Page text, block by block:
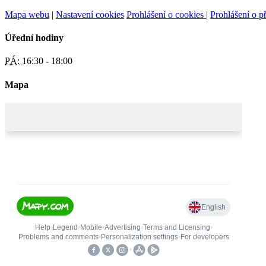
Mapa webu | Nastavení cookies Prohlášení o cookies | Prohlášení o
Úřední hodiny
PÁ: 16:30 - 18:00
Mapa